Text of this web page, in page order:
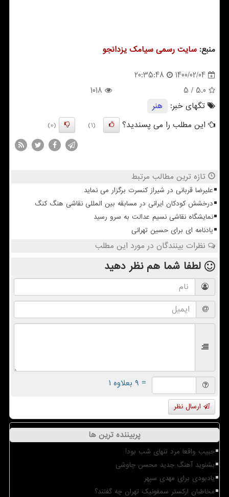
منبع: سایت رسمی سیامك یزدانجو
1400/02/04
20:35:48
5.0
/ 5
1018
تگهای خبر:
هنر
این مطلب را می پسندید؟
(1)
(0)
تازه ترین مطالب مرتبط
علیرضا قربانی در شیراز کنسرت برگزار می نماید
درخشش کودکان ایرانی در مسابقه بین المللی نقاشی هنگ کنگ
نمایشگاه نقاشی نسیم عدالت به سرو رسید
یادنامه ای برای حسین تهرانی
نظرات بینندگان در مورد این مطلب
لطفا شما همنظر دهید
= ۹ بعلاوه ۱
ارسال نظر
پربیننده ترین ها
حبیب واقعا مرد تنهای شب بود!
بشنوید آهنگ جدید محسن چاوشی
یادبودی برای مهدی سپهر
مخاطبان ارکستر سمفونیک تهران چه گفتند؟